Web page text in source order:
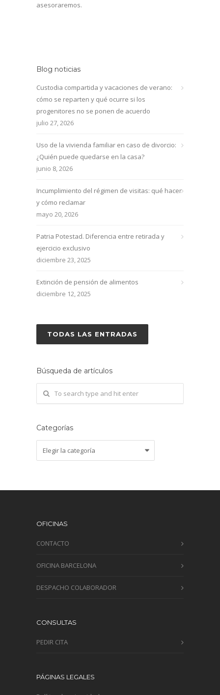
asesoraremos.
Blog noticias
Custodia compartida y vacaciones de verano:
cómo se reparten y qué ocurre si los
progenitores no se ponen de acuerdo
julio 27, 2026
Uso de la vivienda familiar en caso de divorcio:
¿Quién puede quedarse en la casa?
junio 8, 2026
Incumplimiento del régimen de visitas: qué hacer
y cómo reclamar
mayo 20, 2026
Patria Potestad. Diferencia entre retirada y
ejercicio exclusivo
diciembre 23, 2025
Extinción de pensión de alimentos
diciembre 12, 2025
TODAS LAS ENTRADAS
Búsqueda de artículos
Categorías
OFICINAS
CONTACTO
OFICINA BARCELONA
DESPACHO COLABORADOR
CONSULTAS
PEDIR CITA
PÁGINAS LEGALES